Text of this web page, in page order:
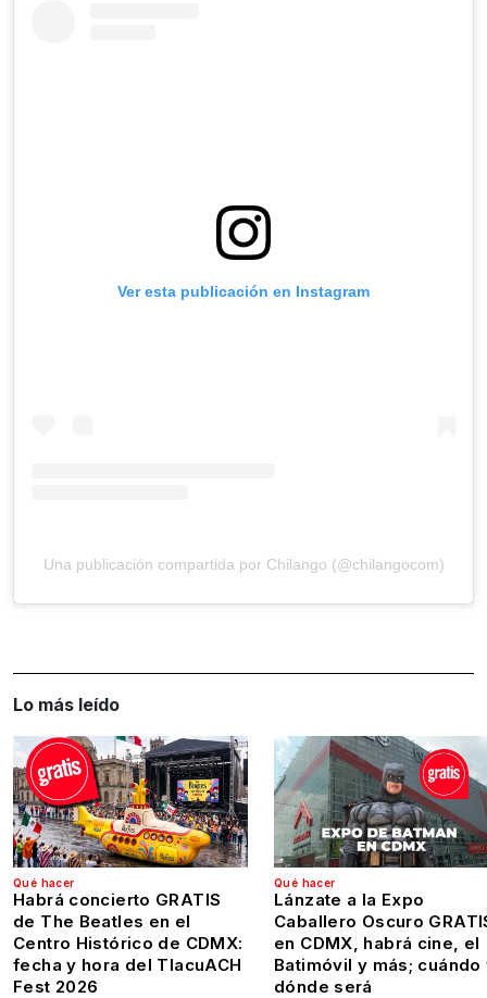
Ver esta publicación en Instagram
Una publicación compartida por Chilango (@chilangocom)
Lo más leído
Qué hacer
Habrá concierto GRATIS
de The Beatles en el
Centro Histórico de CDMX:
fecha y hora del TlacuACH
Fest 2026
Qué hacer
Lánzate a la Expo
Caballero Oscuro
en CDMX, habrá cine, el
Batimóvil y más; cuándo
dónde será